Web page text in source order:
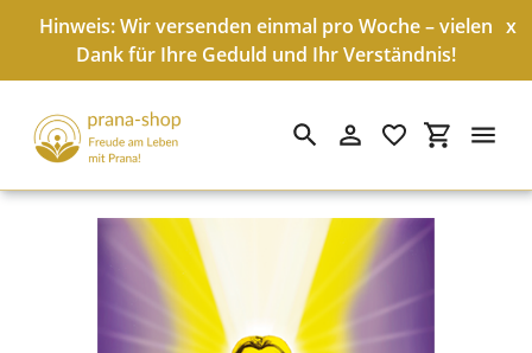
Direkt
Hinweis: Wir versenden einmal pro Woche – vielen
Dank für Ihre Geduld und Ihr Verständnis!
x
SuchenEinloggen